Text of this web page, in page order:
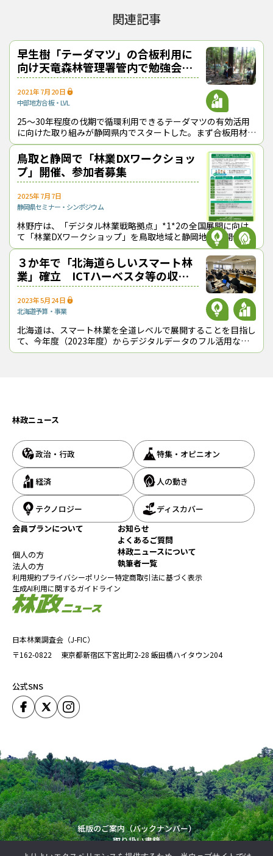
『林政ニュース』編集部
おかげさまで、1994年の創刊から32年目に
入りました！ これからも皆様の手となり足
となり、最新の耳寄り情報をお届けしてまい
ります。
この記事をシェアする
関連記事
早生樹「テーダマツ」の合板利用に
向け天竜森林管理署管内で勉強会を
行う
2021年7月20日
中部地方合板・LVL
25～30年程度の伐期で循環利用できるテーダマツの有効活用
に向けた取り組みが静岡県内でスタートした。まず合板用材と
して使うことが検討されている。 テーダマツは、アメリカか
ら持ち込まれたマツ科の
鳥取と静岡で「林業DXワークショッ
プ」開催、参加者募集
2025年7月7日
静岡県セミナー・シンポジウム
林野庁は、「デジタル林業戦略拠点」*1*2の全国展開に向け
て「林業DXワークショップ」を鳥取地域と静岡地域で開催す
る。国産材サプライチェーンに関わる情報の共有化やペーパー
レス化の手法など実践的な知見
３か年で「北海道らしいスマート林
業」確立 ICTハーベスタ等の収集
データを活用
2023年5月24日
北海道予算・事業
北海道は、スマート林業を全道レベルで展開することを目指し
て、今年度（2023年度）からデジタルデータのフル活用など
に取り組む。2019年に発足し、ICTハーベスタの実用性などを
日本林業調査会（J-FIC）
〒162-0822
東京都新宿区下宮比町2-28 飯田橋ハイタウン204
公式SNS
林政ニュース
政治・行政 特集・オピニオン
経済 人の動き
テクノロジー
ディスカバー
会員プランについて
個人の方
法人の方
お知らせ
よくあるご質問
林政ニュースについて
執筆者一覧
利用規約プライバシーポリシー特定商取引法に基づく表示
生成AI利用に関するガイドライン
紙版のご案内（バックナンバー）
取り扱い書籍
運営会社